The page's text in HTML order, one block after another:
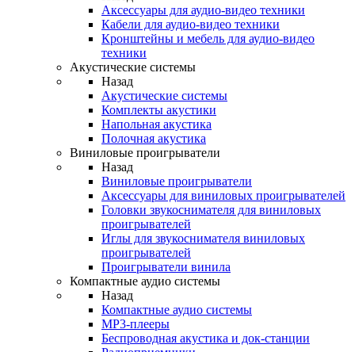
Аксессуары для аудио-видео техники
Кабели для аудио-видео техники
Кронштейны и мебель для аудио-видео
техники
Акустические системы
Назад
Акустические системы
Комплекты акустики
Напольная акустика
Полочная акустика
Виниловые проигрыватели
Назад
Виниловые проигрыватели
Аксессуары для виниловых проигрывателей
Головки звукоснимателя для виниловых
проигрывателей
Иглы для звукоснимателя виниловых
проигрывателей
Проигрыватели винила
Компактные аудио системы
Назад
Компактные аудио системы
MP3-плееры
Беспроводная акустика и док-станции